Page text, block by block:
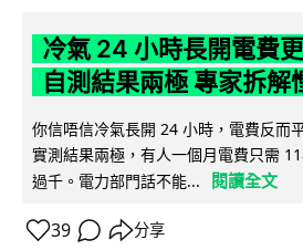
冷氣 24 小時長開電費
自測結果兩極 專家拆解
你信唔信冷氣長開 24 小時，電費反而
實測結果兩極，有人一個月電費只需
過千。電力部門話不能...
閱讀全文
39 分享